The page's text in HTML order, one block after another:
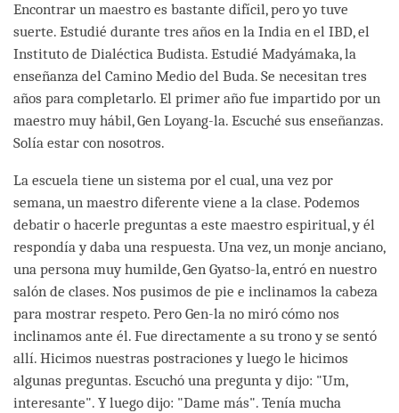
Encontrar un maestro es bastante difícil, pero yo tuve
suerte. Estudié durante tres años en la India en el IBD, el
Instituto de Dialéctica Budista. Estudié Madyámaka, la
enseñanza del Camino Medio del Buda. Se necesitan tres
años para completarlo. El primer año fue impartido por un
maestro muy hábil, Gen Loyang-la. Escuché sus enseñanzas.
Solía estar con nosotros.
La escuela tiene un sistema por el cual, una vez por
semana, un maestro diferente viene a la clase. Podemos
debatir o hacerle preguntas a este maestro espiritual, y él
respondía y daba una respuesta. Una vez, un monje anciano,
una persona muy humilde, Gen Gyatso-la, entró en nuestro
salón de clases. Nos pusimos de pie e inclinamos la cabeza
para mostrar respeto. Pero Gen-la no miró cómo nos
inclinamos ante él. Fue directamente a su trono y se sentó
allí. Hicimos nuestras postraciones y luego le hicimos
algunas preguntas. Escuchó una pregunta y dijo: "Um,
interesante". Y luego dijo: "Dame más". Tenía mucha